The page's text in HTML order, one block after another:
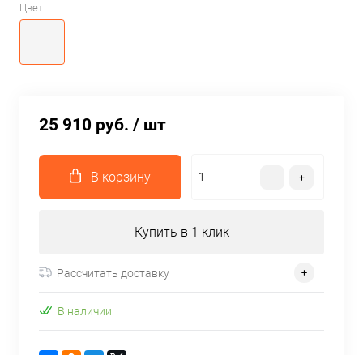
Цвет:
25 910 руб. / шт
В корзину
Купить в 1 клик
Рассчитать доставку
В наличии